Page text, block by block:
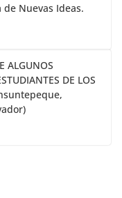
Nuevas Ideas.
ALGUNOS
DE LOS